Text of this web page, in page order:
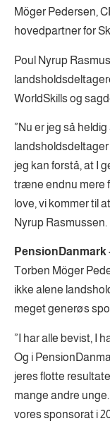
Möger Pedersen,
hovedpartner for
Poul Nyrup
WorldSkills og
”Nu er jeg så
jeg kan forstå, at I
træne endnu mere
love, vi kommer til
Nyrup Rasmussen.
Torben Möger
ikke alene
meget generøs
”I har alle bevist, I
Og i
jeres flotte
mange andre
vores sponsorat i